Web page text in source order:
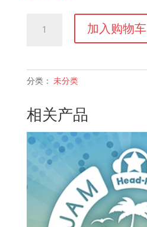
Dubai
Saturday,
24
数
量
加入购物车
分类： 未分类
相关产品